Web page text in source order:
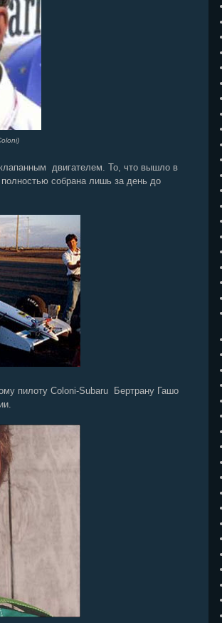
двигателем. То, что вышло в
собрана лишь за день до
пилоту Coloni-Subaru Бертрану Гашо